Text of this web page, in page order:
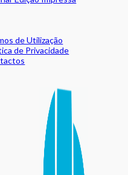
de Utilização
de Privacidade